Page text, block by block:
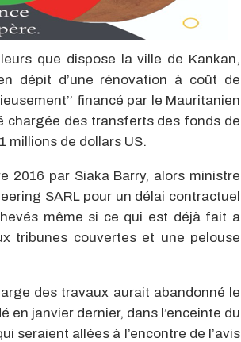
que dispose la ville de Kankan,
dépit d’une rénovation à coût de
financé par le Mauritanien
chargée des transferts des fonds de
millions de dollars US.
2016 par Siaka Barry, alors ministre
SARL pour un délai contractuel
même si ce qui est déjà fait a
tribunes couvertes et une pelouse
des travaux aurait abandonné le
en janvier dernier, dans l’enceinte du
seraient allées à l’encontre de l’avis